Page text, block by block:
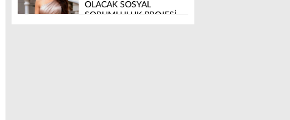
OLACAK SOSYAL
SORUMLULUK PROJESİ